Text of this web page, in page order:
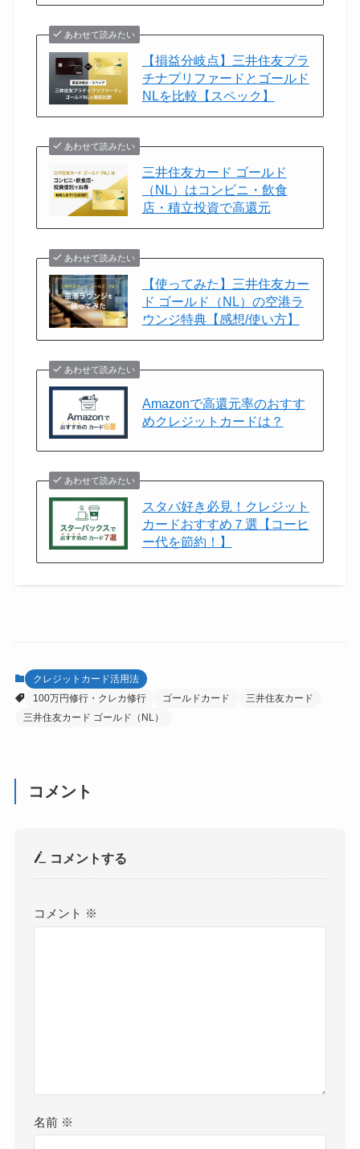
あわせて読みたい
【損益分岐点】三井住友プラ
チナプリファードとゴールド
NLを比較【スペック】
あわせて読みたい
三井住友カード ゴールド
（NL）はコンビニ・飲食
店・積立投資で高還元
あわせて読みたい
【使ってみた】三井住友カー
ド ゴールド（NL）の空港ラ
ウンジ特典【感想/使い方】
あわせて読みたい
Amazonで高還元率のおすす
めクレジットカードは？
あわせて読みたい
スタバ好き必見！クレジット
カードおすすめ７選【コーヒ
ー代を節約！】
クレジットカード活用法
100万円修行・クレカ修行
ゴールドカード
三井住友カード
三井住友カード ゴールド（NL）
コメント
コメントする
コメント ※
名前 ※